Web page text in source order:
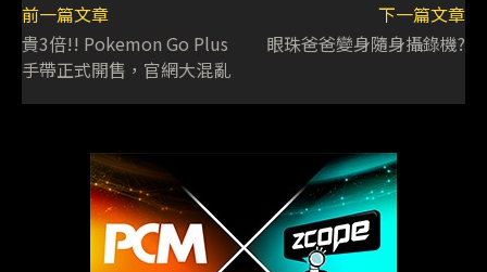
前一篇文章
貴3倍!! Pokemon Go Plus
手帶正式開售，官網大混亂
下一篇文章
眼珠爸爸變身隨身攝錄機?